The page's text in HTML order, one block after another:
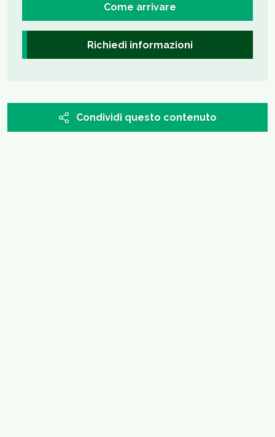
Come arrivare
Richiedi informazioni
Condividi questo contenuto